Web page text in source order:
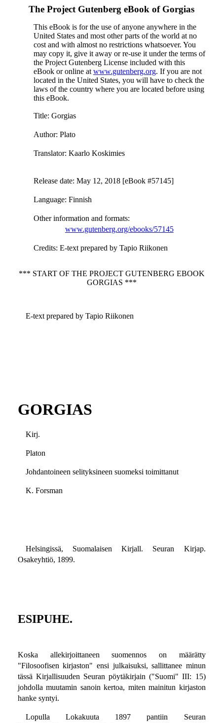
The Project Gutenberg eBook of Gorgias
This eBook is for the use of anyone anywhere in the
United States and most other parts of the world at no
cost and with almost no restrictions whatsoever. You
may copy it, give it away or re-use it under the terms of
the Project Gutenberg License included with this
eBook or online at www.gutenberg.org. If you are not
located in the United States, you will have to check the
laws of the country where you are located before using
this eBook.
Title: Gorgias
Author: Plato
Translator: Kaarlo Koskimies
Release date: May 12, 2018 [eBook #57145]
Language: Finnish
Other information and formats:
www.gutenberg.org/ebooks/57145
Credits: E-text prepared by Tapio Riikonen
*** START OF THE PROJECT GUTENBERG EBOOK
GORGIAS ***
E-text prepared by Tapio Riikonen
GORGIAS
Kirj.
Platon
Johdantoineen selityksineen suomeksi toimittanut
K. Forsman
Helsingissä, Suomalaisen Kirjall. Seuran Kirjap.
Osakeyhtiö, 1899.
ESIPUHE.
Koska allekirjoittaneen suomennos on määrätty
"Filosoofisen kirjaston" ensi julkaisuksi, sallittanee minun
tässä Kirjallisuuden Seuran pöytäkirjain ("Suomi" III: 15)
johdolla muutamin sanoin kertoa, miten mainitun kirjaston
hanke syntyi.
Lopulla Lokakuuta 1897 pantiin Seuran